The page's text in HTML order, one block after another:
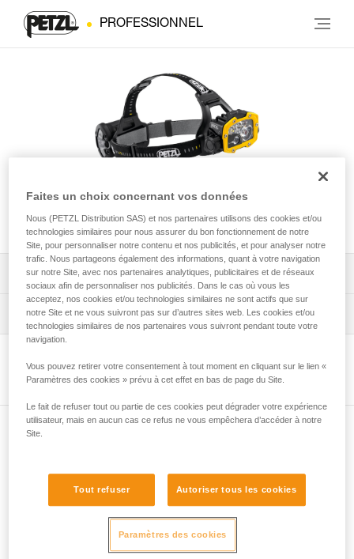
PROFESSIONNEL
DUO® RL
Télécharger la notice technique (PDF)
Technical Notice
Technical Notice
Conseils pour l'entretien de vos équipements
Voir la page produit
et restez connecté à notre actualité
Faites un choix concernant vos données
Nous (PETZL Distribution SAS) et nos partenaires utilisons des cookies et/ou
technologies similaires pour nous assurer du bon fonctionnement de notre
Site, pour personnaliser notre contenu et nos publicités, et pour analyser notre
trafic. Nous partageons également des informations, quant à votre navigation
sur notre Site, avec nos partenaires analytiques, publicitaires et de réseaux
sociaux afin de personnaliser nos publicités. Dans le cas où vous les
acceptez, nos cookies et/ou technologies similaires ne sont actifs que sur
notre Site et ne vous suivront pas sur d’autres sites web. Les cookies et/ou
technologies similaires de nos partenaires vous suivront pendant toute votre
navigation.
Vous pouvez retirer votre consentement à tout moment en cliquant sur le lien «
Paramètres des cookies » prévu à cet effet en bas de page du Site.
Le fait de refuser tout ou partie de ces cookies peut dégrader votre expérience
utilisateur, mais en aucun cas ce refus ne vous empêchera d’accéder à notre
Site.
Tout refuser Autoriser tous les cookies
Paramètres des cookies